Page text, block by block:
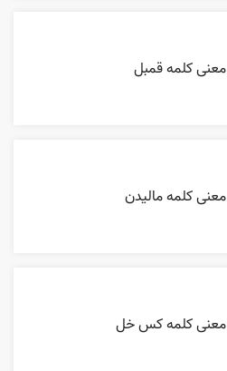
معنی کلمه قمبل
معنی کلمه مالیدن
معنی کلمه کس خل